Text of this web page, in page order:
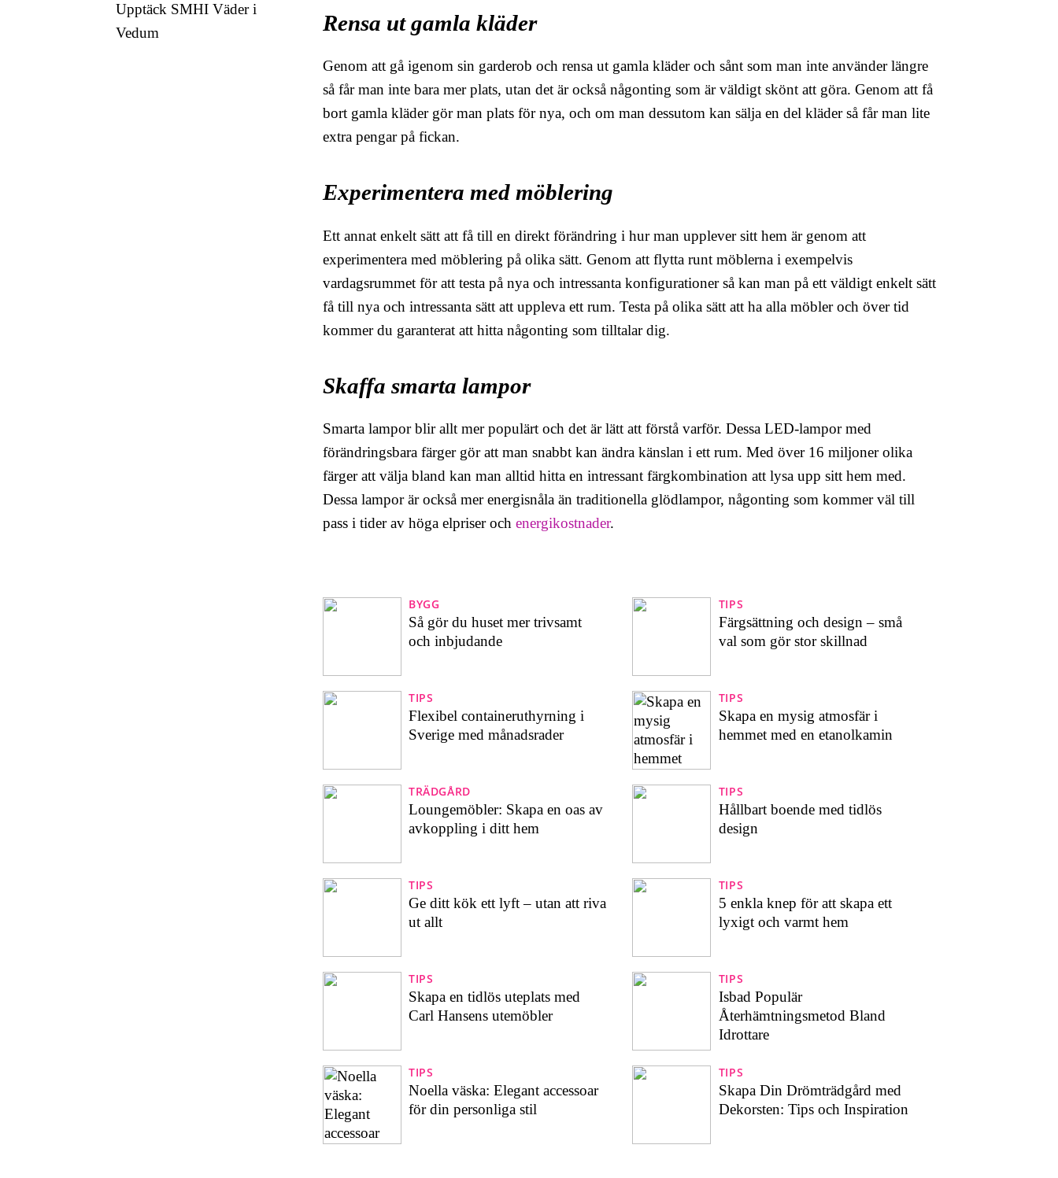
Rensa ut gamla kläder
Genom att gå igenom sin garderob och rensa ut gamla kläder och sånt som man inte använder längre
så får man inte bara mer plats, utan det är också någonting som är väldigt skönt att göra. Genom att få
bort gamla kläder gör man plats för nya, och om man dessutom kan sälja en del kläder så får man lite
extra pengar på fickan.
Experimentera med möblering
Ett annat enkelt sätt att få till en direkt förändring i hur man upplever sitt hem är genom att
experimentera med möblering på olika sätt. Genom att flytta runt möblerna i exempelvis
vardagsrummet för att testa på nya och intressanta konfigurationer så kan man på ett väldigt enkelt sätt
få till nya och intressanta sätt att uppleva ett rum. Testa på olika sätt att ha alla möbler och över tid
kommer du garanterat att hitta någonting som tilltalar dig.
Skaffa smarta lampor
Smarta lampor blir allt mer populärt och det är lätt att förstå varför. Dessa LED-lampor med
förändringsbara färger gör att man snabbt kan ändra känslan i ett rum. Med över 16 miljoner olika
färger att välja bland kan man alltid hitta en intressant färgkombination att lysa upp sitt hem med.
Dessa lampor är också mer energisnåla än traditionella glödlampor, någonting som kommer väl till
pass i tider av höga elpriser och energikostnader.
BYGG
Så gör du huset mer trivsamt
och inbjudande
TIPS
Flexibel containeruthyrning i
Sverige med månadsrader
TRÄDGÅRD
Loungemöbler: Skapa en oas av
avkoppling i ditt hem
TIPS
Ge ditt kök ett lyft – utan att riva
ut allt
TIPS
Skapa en tidlös uteplats med
Carl Hansens utemöbler
TIPS
Noella väska: Elegant accessoar
för din personliga stil
TIPS
Färgsättning och design – små
val som gör stor skillnad
TIPS
Skapa en mysig atmosfär i
hemmet med en etanolkamin
TIPS
Hållbart boende med tidlös
design
TIPS
5 enkla knep för att skapa ett
lyxigt och varmt hem
TIPS
Isbad Populär
Återhämtningsmetod Bland
Idrottare
TIPS
Skapa Din Drömträdgård med
Dekorsten: Tips och Inspiration
Upptäck SMHI Väder i
Vedum